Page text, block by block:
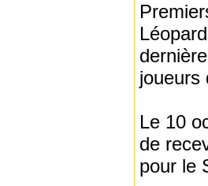
joueurs
Le 10
de
pour le